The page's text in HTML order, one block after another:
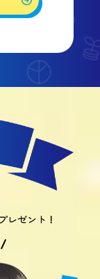
レゼント！